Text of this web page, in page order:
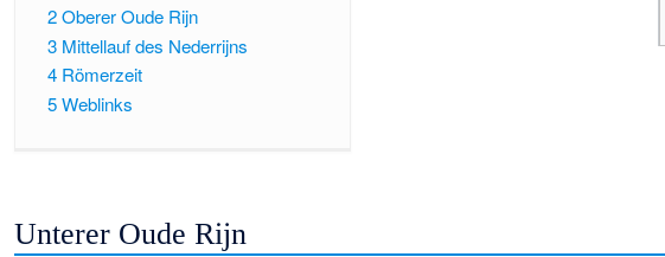
2Oberer Oude Rijn
3 Mittellauf des Nederrijns
4 Römerzeit
5Weblinks
Unterer Oude Rijn